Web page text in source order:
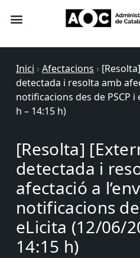
Inici › Afectacions ›
detectada i resolta amb
notificacions des de PSCP
h – 14:15 h)
[Resolta]
detectada i
afectació a
notificacions
eLicita (12/06/
14:15 h)